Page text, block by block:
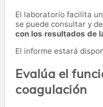
El laboratorio facilita
se puede consultar y
con los resultados de
El informe estará
Evalúa el
coagulación